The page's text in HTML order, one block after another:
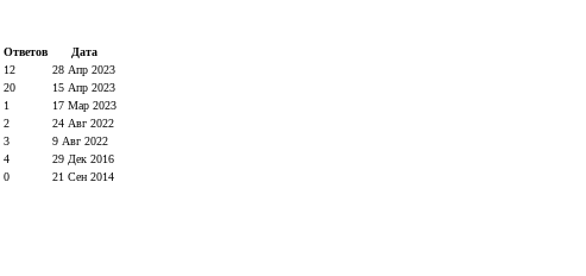
Ответов
Дата
12
28 Апр 2023
20
15 Апр 2023
1
17 Мар 2023
2
24 Авг 2022
3
9 Авг 2022
4
29 Дек 2016
0
21 Сен 2014